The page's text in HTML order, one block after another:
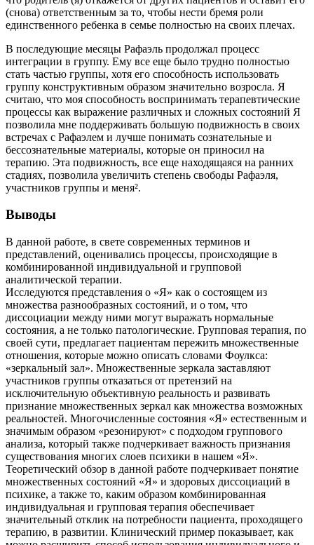
(снова) ответственным за то, чтобы нести бремя роли
единственного ребенка в семье полностью на своих плечах.
В последующие месяцы Рафаэль продолжал процесс
интеграции в группу. Ему все еще было трудно полностью
стать частью группы, хотя его способность использовать
группу конструктивным образом значительно возросла. Я
считаю, что моя способность воспринимать терапевтические
процессы как выражение различных и сложных состояний Я
позволила мне поддерживать большую подвижность в своих
встречах с Рафаэлем и лучше понимать сознательные и
бессознательные материалы, которые он приносил на
терапию. Эта подвижность, все еще находящаяся на ранних
стадиях, позволила увеличить степень свободы Рафаэля,
участников группы и меня².
Выводы
В данной работе, в свете современных терминов и
представлений, оценивались процессы, происходящие в
комбинированной индивидуальной и групповой
аналитической терапии.
Исследуются представления о «Я» как о состоящем из
множества разнообразных состояний, и о том, что
диссоциации между ними могут выражать нормальные
состояния, а не только патологические. Групповая терапия, по
своей сути, предлагает пациентам пережить множественные
отношения, которые можно описать словами Фоулкса:
«зеркальный зал». Множественные зеркала заставляют
участников группы отказаться от претензий на
исключительную объективную реальность и развивать
признание множественных зеркал как множества возможных
реальностей. Многочисленные состояния «Я» естественным и
значимым образом «резонируют» с подходом группового
анализа, который также подчеркивает важность признания
существования многих слоев психики в нашем «Я».
Теоретический обзор в данной работе подчеркивает понятие
множественных состояний «Я» и здоровых диссоциаций в
психике, а также то, каким образом комбинированная
индивидуальная и групповая терапия обеспечивает
значительный отклик на потребности пациента, проходящего
терапию, в развитии. Клинический пример показывает, как